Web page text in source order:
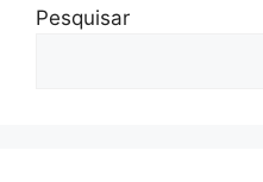
Pesquisar